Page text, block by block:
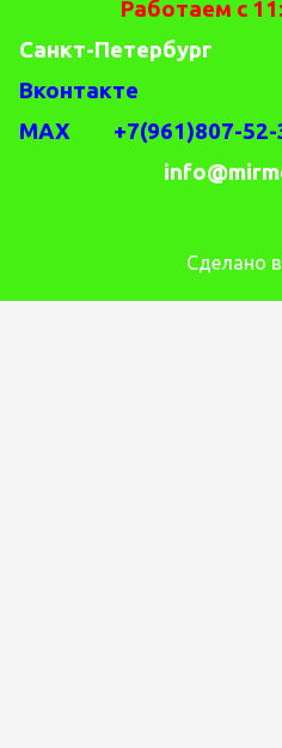
Работаем с
Санкт-Петербург
Вконтакте
MAX +7(961)807-52-
Сделано